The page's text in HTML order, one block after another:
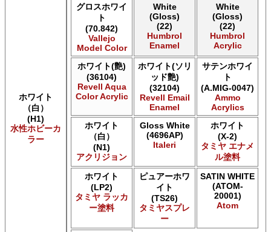
AK INTERACTIVE AK 3rd Gen Acrylics
AK INTERACTIVE AK Acrylics
AK INTERACTIVE AK Extreme Metal
AK INTERACTIVE AK Real Color
AK INTERACTIVE 新 Real Color
ALCLAD II ALCLAD II
Acrylicos Vallejo Vallejo Diorama FX
Acrylicos Vallejo Vallejo Game Air
Acrylicos Vallejo Vallejo Game Color
Acrylicos Vallejo Vallejo Hobby Paint スプレー
Acrylicos Vallejo Vallejo Liquid Gold
Acrylicos Vallejo Vallejo Mecha Color
Acrylicos Vallejo Vallejo Metal Color
Acrylicos Vallejo Vallejo Model Air
Acrylicos Vallejo Vallejo Model Color
Acrylicos Vallejo Vallejo Panzer Aces
Acrylicos Vallejo Vallejo Pigment FX
Acrylicos Vallejo Vallejo Premium カラー
ホワイト
（白）
(H1)
水性ホビーカ
ラー
グロスホワイ
ト
(70.842)
Vallejo
Model Color
White
(Gloss)
(22)
Humbrol
Enamel
White
(Gloss)
(22)
Humbrol
Acrylic
ホワイト(艶)
(36104)
Revell Aqua
Color Acrylic
ホワイト(ソリ
ッド艶)
(32104)
Revell Email
Enamel
サテンホワイ
ト
(A.MIG-0047)
Ammo
Acrylics
ホワイト
（白）
(N1)
アクリジョン
Gloss White
(4696AP)
Italeri
ホワイト
(X-2)
タミヤ エナメ
ル塗料
ホワイト
(LP2)
タミヤ ラッカ
ー塗料
ピュアーホワ
イト
(TS26)
タミヤスプレ
ー
SATIN WHITE
(ATOM-
20001)
Atom